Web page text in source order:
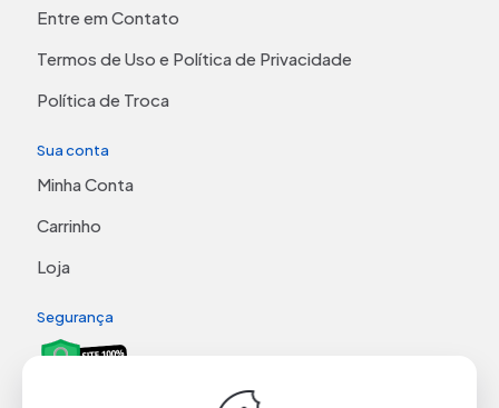
Entre em Contato
Termos de Uso e Política de Privacidade
Política de Troca
Sua conta
Minha Conta
Carrinho
Loja
Segurança